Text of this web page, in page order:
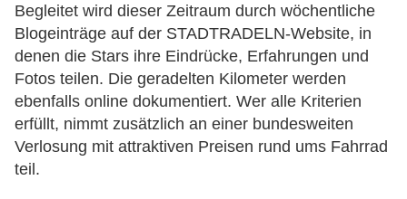
Begleitet wird dieser Zeitraum durch wöchentliche
Blogeinträge auf der STADTRADELN-Website, in
denen die Stars ihre Eindrücke, Erfahrungen und
Fotos teilen. Die geradelten Kilometer werden
ebenfalls online dokumentiert. Wer alle Kriterien
erfüllt, nimmt zusätzlich an einer bundesweiten
Verlosung mit attraktiven Preisen rund ums Fahrrad
teil.